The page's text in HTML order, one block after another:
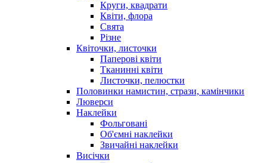
Круги, квадрати
Квіти, флора
Свята
Різне
Квіточки, листочки
Паперові квіти
Тканинні квіти
Листочки, пелюстки
Половинки намистин, стрази, камінчики
Люверси
Наклейки
Фольговані
Об'ємні наклейки
Звичайні наклейки
Висічки